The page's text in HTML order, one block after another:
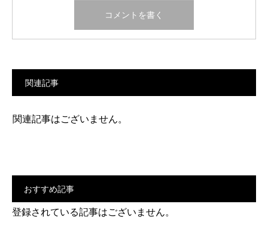
関連記事
関連記事はございません。
おすすめ記事
登録されている記事はございません。